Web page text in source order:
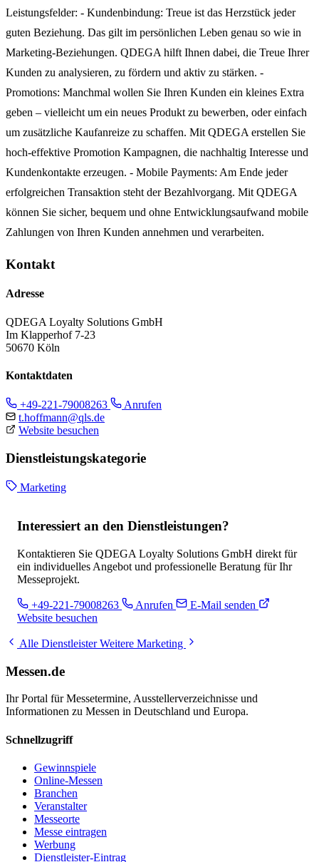
Leistungsfelder: - Kundenbindung: Treue ist das Herzstück jeder
guten Beziehung. Das gilt im persönlichen Leben genau so wie in
Marketing-Beziehungen. QDEGA hilft Ihnen dabei, die Treue Ihrer
Kunden zu analysieren, zu fördern und aktiv zu stärken. -
Promotions: Manchmal wollen Sie Ihren Kunden ein kleines Extra
geben – vielleicht um ein neues Produkt zu bewerben, oder einfach
um zusätzliche Kaufanreize zu schaffen. Mit QDEGA erstellen Sie
hoch-effektive Promotion Kampagnen, die nachhaltig Interesse und
Kundenkontakte erzeugen. - Mobile Payments: Am Ende jeder
erfolgreichen Transaktion steht der Bezahlvorgang. Mit QDEGA
können Sie sicher, bequem und ohne Entwicklungsaufwand mobile
Zahlungen von Ihren Kunden annehmen und verarbeiten.
Kontakt
Adresse
QDEGA Loyalty Solutions GmbH
Im Klapperhof 7-23
50670 Köln
Kontaktdaten
+49-221-79008263
Anrufen
t.hoffmann@qls.de
Website besuchen
Dienstleistungskategorie
Marketing
Interessiert an den Dienstleistungen?
Kontaktieren Sie QDEGA Loyalty Solutions GmbH direkt für
ein individuelles Angebot und professionelle Beratung für Ihr
Messeprojekt.
+49-221-79008263 Anrufen
E-Mail senden
Website besuchen
Alle DienstleisterWeitere Marketing
Messen.de
Ihr Portal für Messetermine, Ausstellerverzeichnisse und
Informationen zu Messen in Deutschland und Europa.
Schnellzugriff
Gewinnspiele
Online-Messen
Branchen
Veranstalter
Messeorte
Messe eintragen
Werbung
Dienstleister-Eintrag